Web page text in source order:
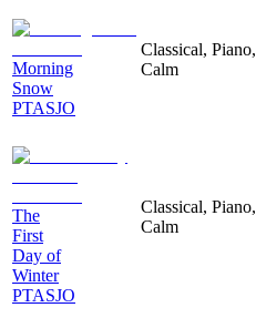
Morning
Snow
PTASJO
Classical, Piano,
Calm
The
First
Day of
Winter
PTASJO
Classical, Piano,
Calm